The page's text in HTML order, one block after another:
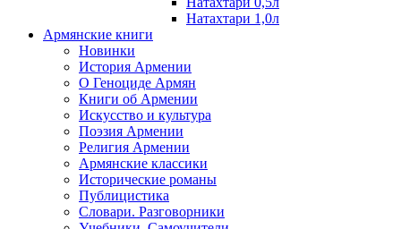
Натахтари 1,0л
Армянские книги
Новинки
История Армении
О Геноциде Армян
Книги об Армении
Иcкусство и культура
Поэзия Армении
Религия Армении
Армянские классики
Исторические романы
Публицистика
Словари. Разговорники